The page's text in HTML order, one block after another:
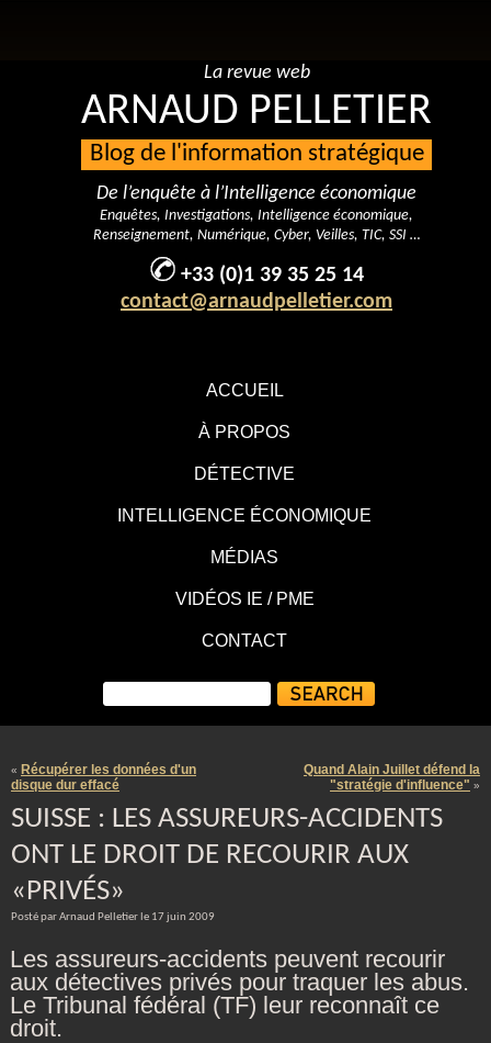
ACCUEIL
À PROPOS
DÉTECTIVE
INTELLIGENCE ÉCONOMIQUE
MÉDIAS
VIDÉOS IE / PME
CONTACT
La revue web
ARNAUD PELLETIER
Blog de l'information stratégique
De l’enquête à l’Intelligence économique
Enquêtes, Investigations, Intelligence économique,
Renseignement, Numérique, Cyber, Veilles, TIC, SSI …
+33 (0)1 39 35 25 14
contact@arnaudpelletier.com
« Récupérer les données d'un
disque dur effacé
Quand Alain Juillet défend la
"stratégie d'influence" »
SUISSE : LES ASSUREURS-ACCIDENTS
ONT LE DROIT DE RECOURIR AUX
«PRIVÉS»
Posté par Arnaud Pelletier le 17 juin 2009
Les assureurs-accidents peuvent recourir
aux détectives privés pour traquer les abus.
Le Tribunal fédéral (TF) leur reconnaît ce
droit.